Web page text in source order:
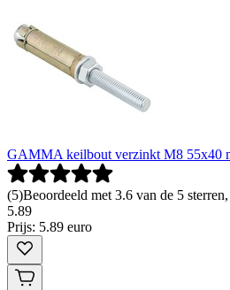
GAMMA keilbout verzinkt M8 55x40
(5)Beoordeeld met 3.6 van de 5
5.89
Prijs: 5.89 euro